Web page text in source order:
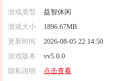
游戏类型
益智休闲
游戏大小
1896.67MB
更新时间
2026-08-05 22:14:50
游戏版本
vv5.0.0
隐私说明
点击查看